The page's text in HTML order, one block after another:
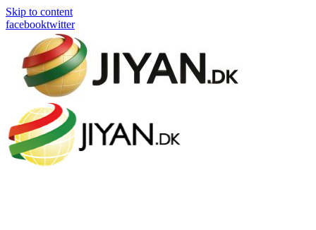
Skip to content
facebooktwitter